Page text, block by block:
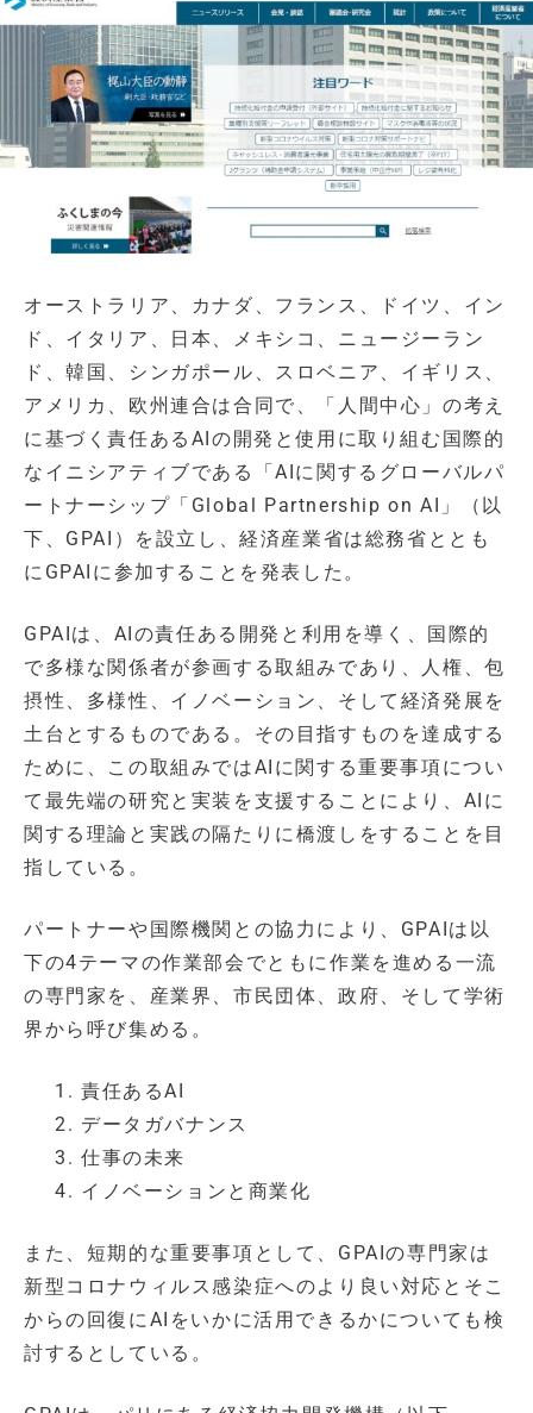
オーストラリア、カナダ、フランス、ドイツ、イン
ド、イタリア、日本、メキシコ、ニュージーラン
ド、韓国、シンガポール、スロベニア、イギリス、
アメリカ、欧州連合は合同で、「人間中心」の考え
に基づく責任あるAIの開発と使用に取り組む国際的
なイニシアティブである「AIに関するグローバルパ
ートナーシップ「Global Partnership on AI」（以
下、GPAI）を設立し、経済産業省は総務省ととも
にGPAIに参加することを発表した。
GPAIは、AIの責任ある開発と利用を導く、国際的
で多様な関係者が参画する取組みであり、人権、包
摂性、多様性、イノベーション、そして経済発展を
土台とするものである。その目指すものを達成する
ために、この取組みではAIに関する重要事項につい
て最先端の研究と実装を支援することにより、AIに
関する理論と実践の隔たりに橋渡しをすることを目
指している。
パートナーや国際機関との協力により、GPAIは以
下の4テーマの作業部会でともに作業を進める一流
の専門家を、産業界、市民団体、政府、そして学術
界から呼び集める。
責任あるAI
データガバナンス
仕事の未来
イノベーションと商業化
また、短期的な重要事項として、GPAIの専門家は
新型コロナウィルス感染症へのより良い対応とそこ
からの回復にAIをいかに活用できるかについても検
討するとしている。